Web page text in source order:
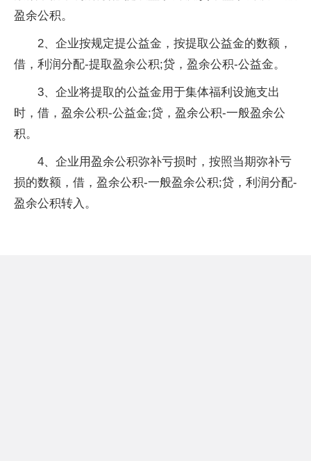
盈余公积。
2、企业按规定提公益金，按提取公益金的数额，
借，利润分配-提取盈余公积;贷，盈余公积-公益金。
3、企业将提取的公益金用于集体福利设施支出
时，借，盈余公积-公益金;贷，盈余公积-一般盈余公
积。
4、企业用盈余公积弥补亏损时，按照当期弥补亏
损的数额，借，盈余公积-一般盈余公积;贷，利润分配-
盈余公积转入。